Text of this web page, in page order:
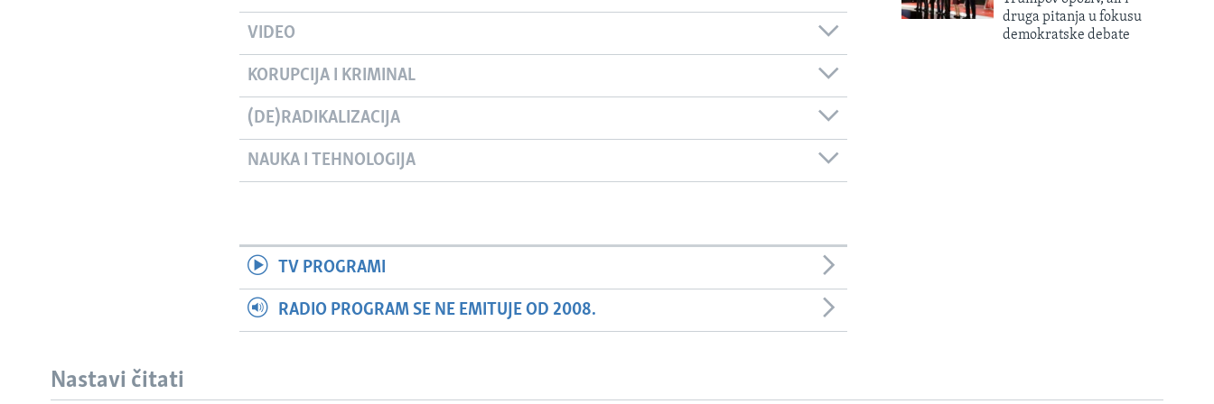
druga pitanja u fokusu
demokratske debate
VIDEO
KORUPCIJA I KRIMINAL
(DE)RADIKALIZACIJA
NAUKA I TEHNOLOGIJA
TV PROGRAMI
RADIO PROGRAM SE NE EMITUJE OD 2008.
Nastavi čitati